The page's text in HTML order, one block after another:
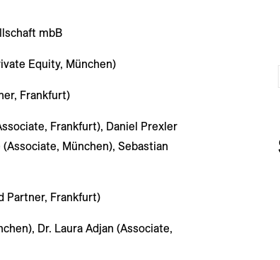
mbB
Equity, München)
Frankfurt)
Frankfurt), Daniel Prexler
München), Sebastian
Partner, Frankfurt)
Dr. Laura Adjan (Associate,